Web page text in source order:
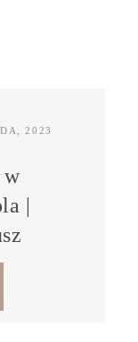
2023
w
|